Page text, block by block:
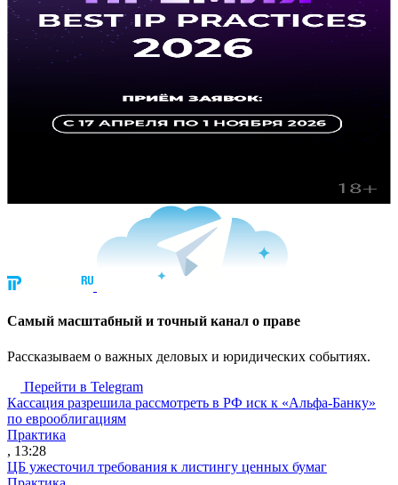
Cамый масштабный и точный канал о праве
Рассказываем о важных деловых и юридических событиях.
Перейти в Telegram
Кассация разрешила рассмотреть в РФ иск к «Альфа-Банку»
по еврооблигациям
Практика
, 13:28
ЦБ ужесточил требования к листингу ценных бумаг